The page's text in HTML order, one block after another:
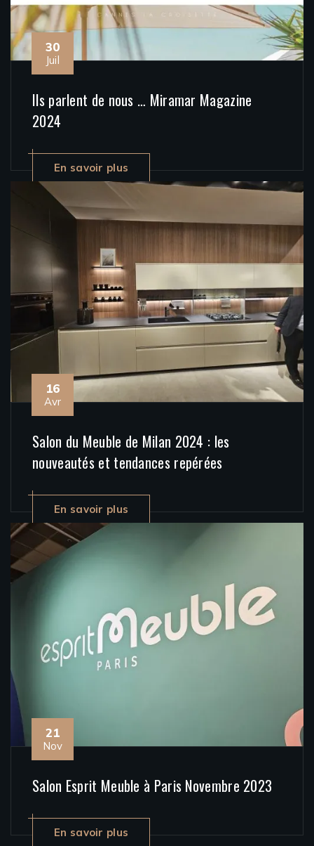
30
Juil
Ils parlent de nous … Miramar Magazine
2024
En savoir plus
16
Avr
Salon du Meuble de Milan 2024 : les
nouveautés et tendances repérées
En savoir plus
21
Nov
Salon Esprit Meuble à Paris Novembre 2023
En savoir plus